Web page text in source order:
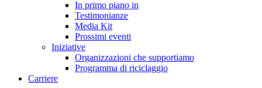
In primo piano in
Testimonianze
Media Kit
Prossimi eventi
Iniziative
Organizzazioni che supportiamo
Programma di riciclaggio
Carriere